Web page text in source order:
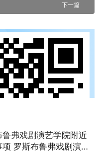
下一篇
弗戏剧演艺学院附近
罗斯布鲁弗戏剧演艺